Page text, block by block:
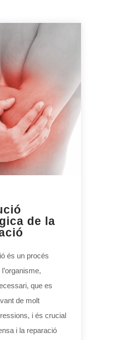
de la
és un procés
que es
de molt
i és crucial
i la reparació